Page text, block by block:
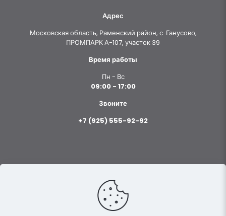
Адрес
Московская область, Раменский район, с. Ганусово,
ПРОМПАРК А-107, участок 39
Время работы
Пн - Вс
09:00 - 17:00
Звоните
+7 (925) 555-92-92